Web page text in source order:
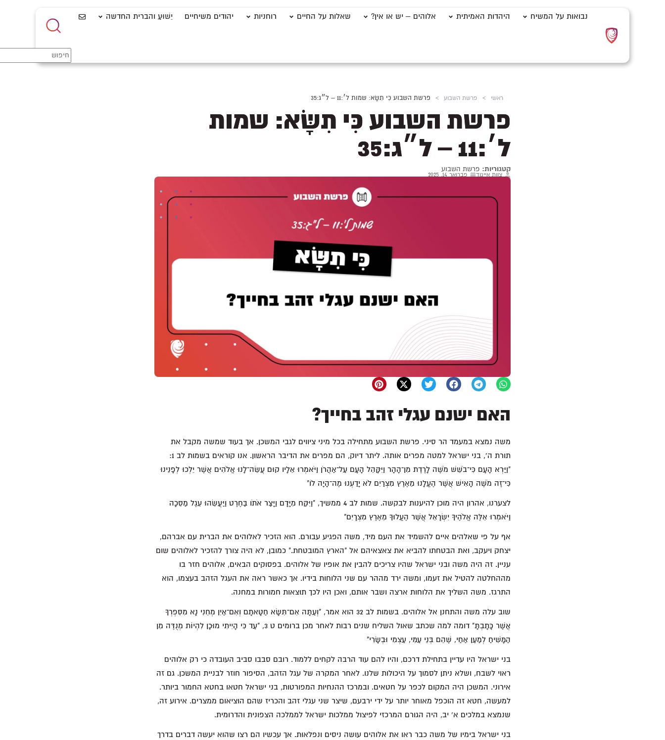
נבואות על המשיח היהדות האמיתית אלוהים – יש או אין? שאלות על החיים רוחניות יהודים משיחיים יֵשׁוּעַ והברית החדשה
ראשי > פרשת השבוע > פרשת השבוע כִּי תִשָּׂא: שמות ל׳:11 – ל״ג:35
פרשת השבוע כִּי תִשָּׂא: שמות
ל׳:11 – ל״ג:35
קטגוריות: פרשת השבוע
צוות אייגוד פברואר 14, 2025
האם ישנם עגלי זהב בחייך?
משה נמצא במעמד הר סיני. פרשת השבוע מתחילה בכל מיני ציווים לגבי המשכן. אך בעוד שמשה מקבל את
תורת ה', בני ישראל למטה מפרים אותה. ליתר דיוק, הם מפרים את הדיבר הראשון. אנו קוראים בשמות לב 1:
"וַיַּרְא הָעָם כִּי־בֹשֵׁשׁ מֹשֶׁה לָרֶדֶת מִן־הָהָר וַיִּקָּהֵל הָעָם עַל־אַהֲרֹן וַיֹּאמְרוּ אֵלָיו קוּם עֲשֵׂה־לָנוּ אֱלֹהִים אֲשֶׁר יֵלְכוּ לְפָנֵינוּ
כִּי־זֶה מֹשֶׁה הָאִישׁ אֲשֶׁר הֶעֱלָנוּ מֵאֶרֶץ מִצְרַיִם לֹא יָדַעְנוּ מֶה־הָיָה לֹו"
לצערנו, אהרון היה מוכן להיענות לבקשה. שמות לב 4 ממשיך, "וַיִּקַּח מִיָּדָם וַיָּצַר אֹתֹו בַּחֶרֶט וַיַּעֲשֵׂהוּ עֵגֶל מַסֵּכָה
וַיֹּאמְרוּ אֵלֶּה אֱלֹהֶיךָ יִשְׂרָאֵל אֲשֶׁר הֶעֱלוּךָ מֵאֶרֶץ מִצְרָיִם"
אף על פי שאלהים איים להשמיד את העם מיד, משה הפגיע עבורם. הוא הזכיר לאלוהים את הברית עם אברהם,
יצחק ויעקב, ואת הבטחתו להביא את צאצאיהם אל "הארץ המובטחת." כמובן, לא היה צורך להזכיר לאלוהים שום
עניין. זה היה משה ובני ישראל שהיו צריכים להבין את אופיו של אלוהים. בפסוקים הבאים, אלוהים חזר בו
מההחלטה להטיל את זעמו, ומשה ירד מההר עם שני הלוחות בידיו. אך כאשר ראה את העגל הזהב בעצמו, הוא
התרגז. משה השליך את הלוחות ארצה ושבר אותם, ואכן היו לכך תוצאות חמורות במחנה.
שוב עלה משה והתחנן אל אלוהים. בשמות לב 32 הוא אמר, "וְעַתָּה אִם־תִּשָּׂא חַטָּאתָם וְאִם־אַיִן מְחֵנִי נָא מִסִּפְרְךָ
אֲשֶׁר כָּתָבְתָּ" דומה למה שכתב שאול השליח שנים רבות לאחר מכן ברומים ט 3, "עַד כִּי הָיִיתִי מוּכָן לִהְיוֹת מְנֻדֶּה מִן
הַמָּשִׁיחַ לְמַעַן אַחַי, שֶׁהֵם בְּנֵי עַמִּי, עַצְמִי וּבְשָׂרִי"
בני ישראל היו עדיין בתחילת דרכם, והיו להם עוד הרבה לקחים ללמוד. רובם סבבו סביב העובדה כי רק אלוהים
ראוי לשבח, ושלא ניתן לסמוך על היכולות שלנו. לאחר המקרה של עגל הזהב, הסיפור חוזר לבניית המשכן. גם זה
אירוני. המשכן היה המקום לכפר על חטאים. ובמרכז ההנחיות המפורטות, בני ישראל חטאו בחטא החמור ביותר.
למעשה, חטא זה הוכפל מאוחר יותר על ידי ירבעם, שיצר שני עגלי זהב והכריז שהם הוציאום ממצרים. אירוע זה,
שנמצא במלכים א' יב, היה הגורם המרכזי לפיצול ממלכות ישראל לממלכה הצפונית והדרומית.
בני ישראל בימיו של משה כבר ראו את אלוהים עושה ניסים ונפלאות. אך עכשיו הם רצו שהוא יעשה דברים בדרך